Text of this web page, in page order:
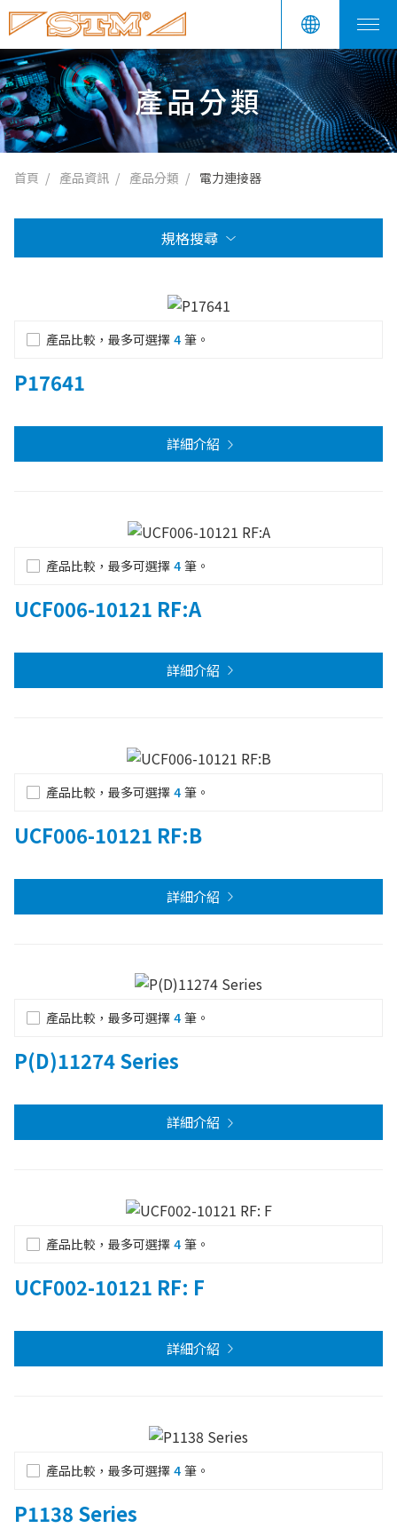
產品分類
首頁 產品資訊 產品分類 電力連接器
規格搜尋
產品比較，最多可選擇 4 筆。
P17641
詳細介紹
產品比較，最多可選擇 4 筆。
UCF006-10121 RF:A
詳細介紹
產品比較，最多可選擇 4 筆。
UCF006-10121 RF:B
詳細介紹
產品比較，最多可選擇 4 筆。
P(D)11274 Series
詳細介紹
產品比較，最多可選擇 4 筆。
UCF002-10121 RF: F
詳細介紹
產品比較，最多可選擇 4 筆。
P1138 Series